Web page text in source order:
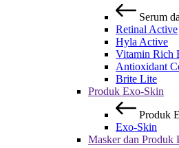
Serum
Retinal Active
Hyla Active
Vitamin Rich
Antioxidant
Brite Lite
Produk Exo-Skin
Produk
Exo-Skin
Masker dan Produk